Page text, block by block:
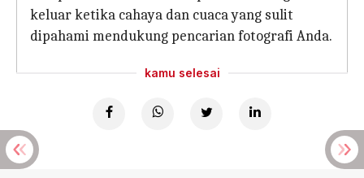
keluar ketika cahaya dan cuaca yang sulit
dipahami mendukung pencarian fotografi Anda.
kamu selesai